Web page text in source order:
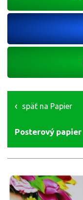
späť na Papier
Posterový papier